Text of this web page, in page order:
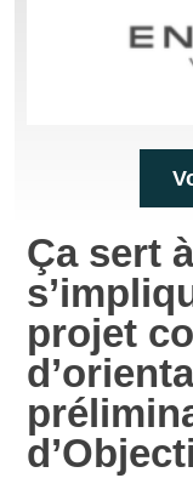
Ça sert
projet